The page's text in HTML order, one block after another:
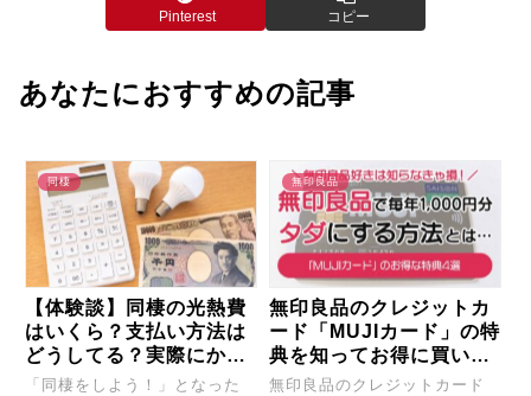
Pinterest コピー
あなたにおすすめの記事
同棲
【体験談】同棲の光熱費
はいくら？支払い方法は
どうしてる？実際にかか
った1年分の費用を大公
「同棲をしよう！」となった
無印良品
無印良品のクレジットカ
ード「MUJIカード」の特
典を知ってお得に買い物
をしよう！
無印良品のクレジットカード